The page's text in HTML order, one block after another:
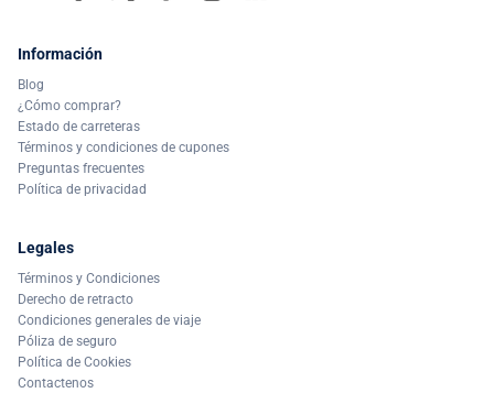
Información
Blog
¿Cómo comprar?
Estado de carreteras
Términos y condiciones de cupones
Preguntas frecuentes
Política de privacidad
Legales
Términos y Condiciones
Derecho de retracto
Condiciones generales de viaje
Póliza de seguro
Política de Cookies
Contactenos